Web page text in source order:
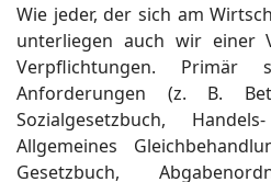
Wie jeder, der sich am
unterliegen auch wir einer
Verpflichtungen. Primär
Anforderungen (z. B.
Sozialgesetzbuch,
Allgemeines
Gesetzbuch,